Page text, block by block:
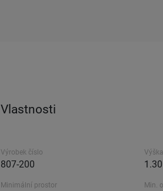
Vlastnosti
Výrobek číslo
807-200
Minimální prostor Min.